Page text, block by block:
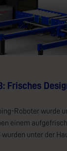
Frisches
Roboter wurde
einem
unter der